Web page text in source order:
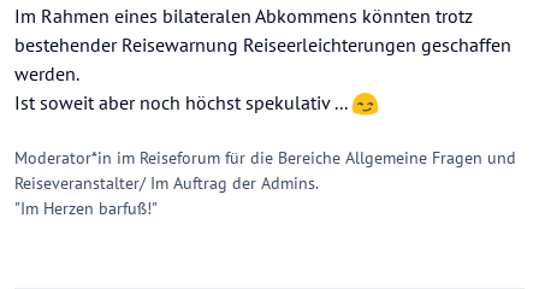
Im Rahmen eines bilateralen Abkommens könnten trotz
bestehender Reisewarnung Reiseerleichterungen geschaffen
werden.
Ist soweit aber noch höchst spekulativ ...
Moderator*in im Reiseforum für die Bereiche Allgemeine Fragen und
Reiseveranstalter/ Im Auftrag der Admins.
"Im Herzen barfuß!"